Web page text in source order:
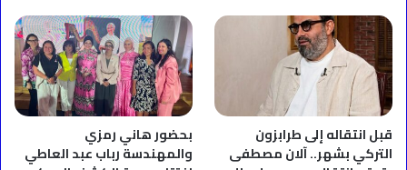
قبل انتقاله إلى طرابزون
التركي بشهر.. آلان مصطفى
بحضور هاني رمزي
والمهندسة رباب عبد العاطي